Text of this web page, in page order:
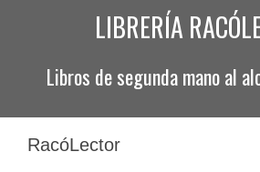
LIBRERÍA
Libros de segunda mano al
RacóLector